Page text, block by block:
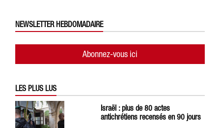
NEWSLETTER HEBDOMADAIRE
Abonnez-vous ici
LES PLUS LUS
Israël : plus de 80 actes
antichrétiens recensés en 90 jours